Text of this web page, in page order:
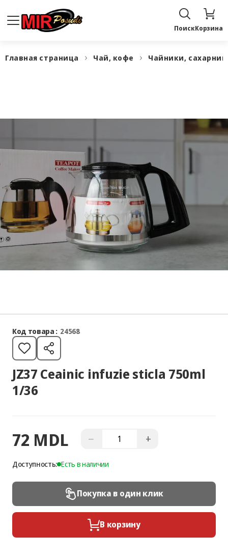
ПоискКорзина
Главная страница Чай, кофе Чайники,
Код товара : 24568
JZ37 Ceainic infuzie sticla 750ml
1/36
72 MDL − +
Доступность: Есть в наличии
Покупка в один клик
В корзину